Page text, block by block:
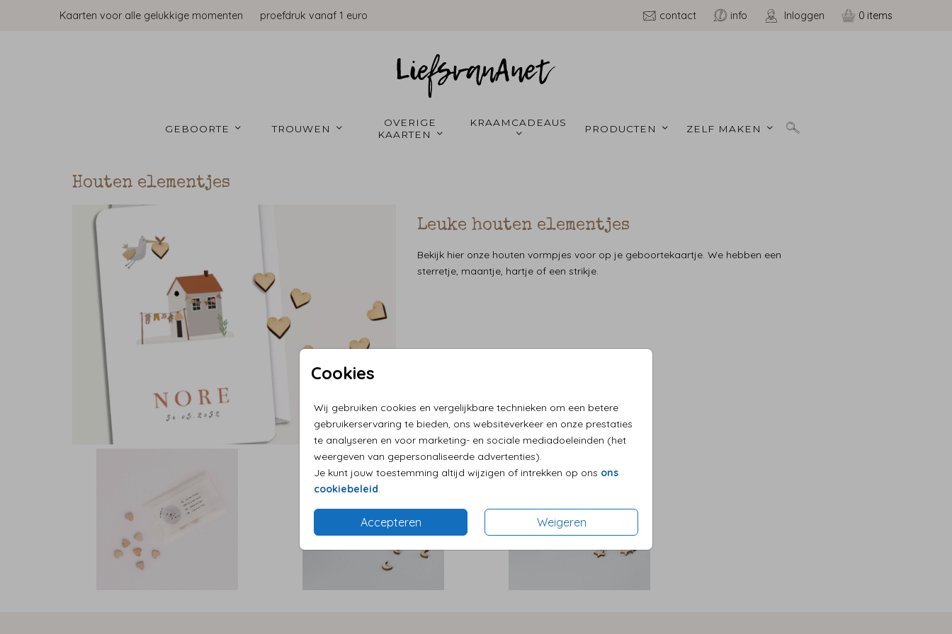
Kaarten voor alle gelukkige momenten proefdruk vanaf 1 euro contact info Inloggen 0
GEBOORTE TROUWEN
OVERIGE
KAARTEN
PRODUCTEN ZELF MAKEN
Cookies
Wij gebruiken cookies en vergelijkbare technieken om een betere
gebruikerservaring te bieden, ons websiteverkeer en onze prestaties
te analyseren en voor marketing- en sociale mediadoeleinden (het
weergeven van gepersonaliseerde advertenties).
Je kunt jouw toestemming altijd wijzigen of intrekken op ons ons
cookiebeleid.
Accepteren Weigeren
Houten elementjes
Leuke houten elementjes
Bekijk hier onze houten vormpjes voor op je geboortekaartje. We hebben een
sterretje, maantje, hartje of een strikje.